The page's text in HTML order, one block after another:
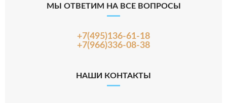
МЫ ОТВЕТИМ НА ВСЕ ВОПРОСЫ
+7(495)136-61-18
+7(966)336-08-38
НАШИ КОНТАКТЫ